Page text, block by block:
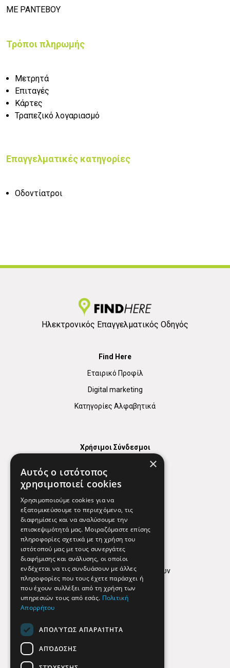
ΜΕ ΡΑΝΤΕΒΟΥ
Τρόποι πληρωμής
Μετρητά
Επιταγές
Κάρτες
Τραπεζικό λογαριασμό
Επαγγελματικές κατηγορίες
Οδοντίατροι
Ηλεκτρονικός Επαγγελματικός Οδηγός
Find Here
Εταιρικό Προφίλ
Digital marketing
Κατηγορίες Αλφαβητικά
Χρήσιμοι Σύνδεσμοι
Χρήσιμα Τηλέφωνα
Εφημερεύοντα Φαρμακεία
Απόρρητο
Όροι Χρήσης
Πολιτική προστασίας δεδομένων
Findhere
Social Media
×
Αυτός ο ιστότοπος
χρησιμοποιεί cookies
Χρησιμοποιούμε cookies για να
εξατομικεύσουμε το περιεχόμενο, τις
διαφημίσεις και να αναλύσουμε την
επισκεψιμότητά μας. Μοιραζόμαστε επίσης
πληροφορίες σχετικά με τη χρήση του
ιστότοπού μας με τους συνεργάτες
διαφήμισης και ανάλυσης, οι οποίοι
ενδέχεται να τις συνδυάσουν με άλλες
πληροφορίες που τους έχετε παράσχει ή
που έχουν συλλέξει από τη χρήση των
υπηρεσιών τους από εσάς. Πολιτική
Απορρήτου
ΑΠΟΛΎΤΩΣ ΑΠΑΡΑΊΤΗΤΑ
ΑΠΌΔΟΣΗΣ